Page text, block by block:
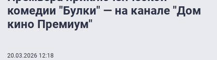
комедии "Булки" — на канале "Дом
кино Премиум"
20.03.2026 12:18